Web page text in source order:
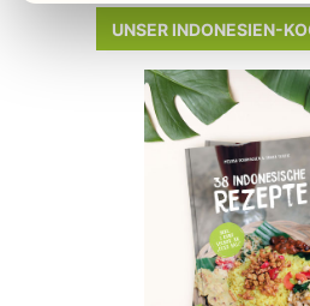
UNSER INDONESIEN-